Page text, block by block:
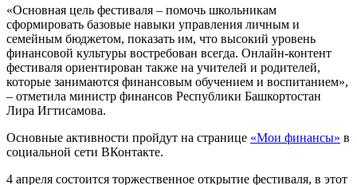
«Основная цель фестиваля – помочь школьникам
сформировать базовые навыки управления личным и
семейным бюджетом, показать им, что высокий уровень
финансовой культуры востребован всегда. Онлайн-контент
фестиваля ориентирован также на учителей и родителей,
которые занимаются финансовым обучением и воспитанием»,
– отметила министр финансов Республики Башкортостан
Лира Игтисамова.
Основные активности пройдут на странице «Мои финансы» в
социальной сети ВКонтакте.
4 апреля состоится торжественное открытие фестиваля, в этот